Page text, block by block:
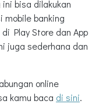
bisa dilakukan
mobile banking
Play Store dan App
juga sederhana dan
online
kamu baca di sini.